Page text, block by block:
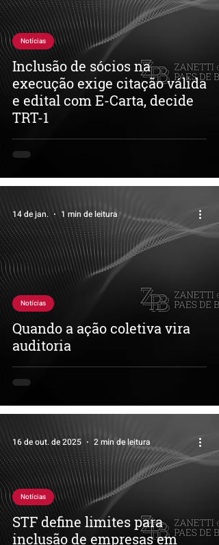
Inclusão de sócios na
execução exige citação válida
e edital com E-Carta, decide
TRT-1
Notícias
Quando a ação coletiva vira
auditoria
Notícias
14 de jan. 1 min de leitura
STF define limites para
inclusão de empresas em
Notícias
16 de out. de 2025 2 min de leitura